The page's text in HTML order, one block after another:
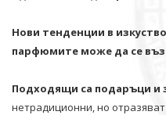
Нови тенденции в
парфюмите може да се
Подходящи са подаръци и
нетрадиционни, но отразяват